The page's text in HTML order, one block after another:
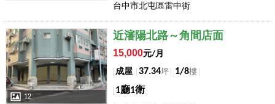
台中市北屯區雷中街
店長推薦
12
近瀋陽北路～角間店面
15,000元/月
成屋
37.34坪 1/8樓
1廳1衛